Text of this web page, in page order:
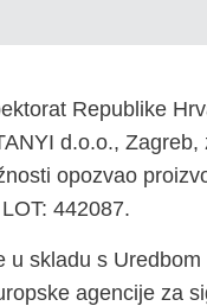
Republike
d.o.o.,
opozvao
442087.
u skladu s
agencije za